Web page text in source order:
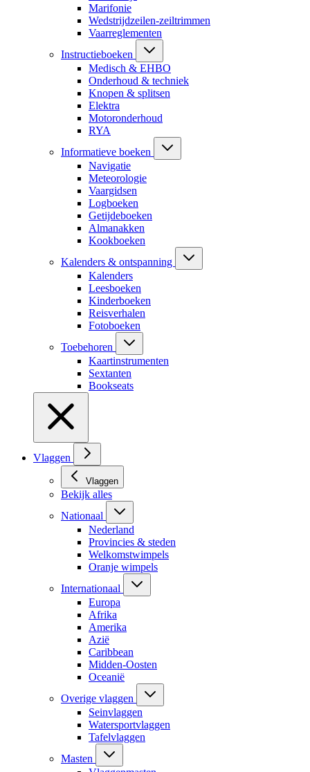
Marifonie
Wedstrijdzeilen-zeiltrimmen
Vaarreglementen
Instructieboeken
Medisch & EHBO
Onderhoud & techniek
Knopen & splitsen
Elektra
Motoronderhoud
RYA
Informatieve boeken
Navigatie
Meteorologie
Vaargidsen
Logboeken
Getijdeboeken
Almanakken
Kookboeken
Kalenders & ontspanning
Kalenders
Leesboeken
Kinderboeken
Reisverhalen
Fotoboeken
Toebehoren
Kaartinstrumenten
Sextanten
Bookseats
Vlaggen
Vlaggen
Bekijk alles
Nationaal
Nederland
Provincies & steden
Welkomstwimpels
Oranje wimpels
Internationaal
Europa
Afrika
Amerika
Azië
Caribbean
Midden-Oosten
Oceanië
Overige vlaggen
Seinvlaggen
Watersportvlaggen
Tafelvlaggen
Masten